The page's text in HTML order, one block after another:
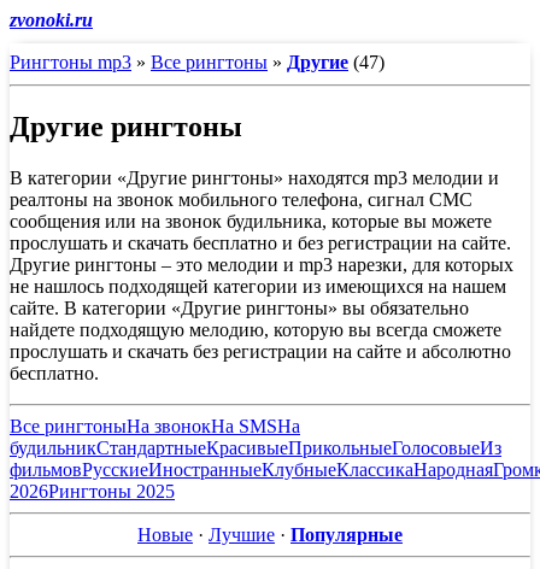
zvonoki.ru
Рингтоны mp3 » Все рингтоны » Другие (47)
Другие рингтоны
В категории «Другие рингтоны» находятся mp3 мелодии и
реалтоны на звонок мобильного телефона, сигнал СМС
сообщения или на звонок будильника, которые вы можете
прослушать и скачать бесплатно и без регистрации на сайте.
Другие рингтоны – это мелодии и mp3 нарезки, для которых
не нашлось подходящей категории из имеющихся на нашем
сайте. В категории «Другие рингтоны» вы обязательно
найдете подходящую мелодию, которую вы всегда сможете
прослушать и скачать без регистрации на сайте и абсолютно
бесплатно.
Все рингтоныНа звонокНа SMSНа
будильникСтандартныеКрасивыеПрикольныеГолосовыеИз
фильмовРусскиеИностранныеКлубныеКлассикаНародная
2026Рингтоны 2025
Новые · Лучшие · Популярные